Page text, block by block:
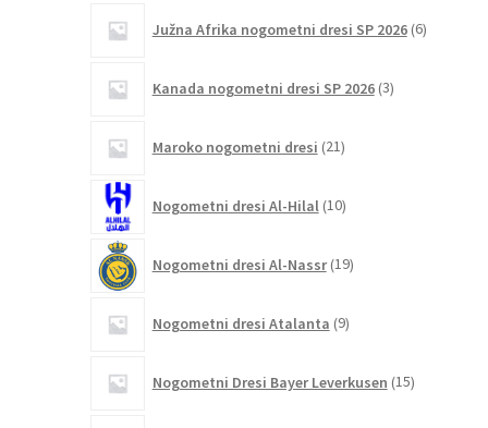
Južna Afrika nogometni dresi SP 2026 6izdelkov
Kanada nogometni dresi SP 2026 3izdelki
Maroko nogometni dresi 21izdelkov
Nogometni dresi Al-Hilal 10izdelkov
Nogometni dresi Al-Nassr 19izdelkov
Nogometni dresi Atalanta 9izdelkov
Nogometni Dresi Bayer Leverkusen 15izdelkov